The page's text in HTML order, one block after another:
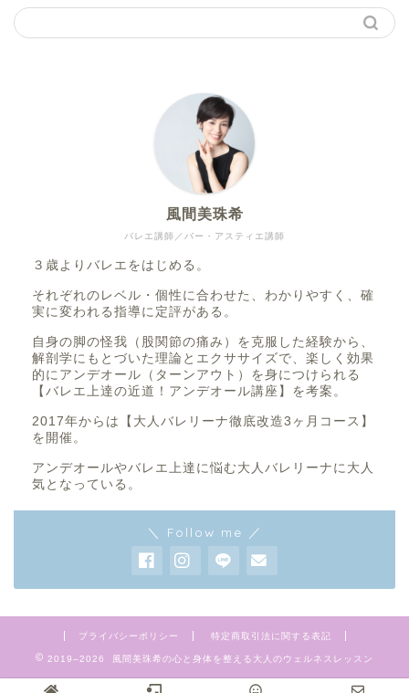
バレエ講師／バー・アスティエ講師
風間美珠希
３歳よりバレエをはじめる。
それぞれのレベル・個性に合わせた、わかりやすく、確
実に変われる指導に定評がある。
自身の脚の怪我（股関節の痛み）を克服した経験から、
解剖学にもとづいた理論とエクササイズで、楽しく効果
的にアンデオール（ターンアウト）を身につけられる
【バレエ上達の近道！アンデオール講座】を考案。
2017年からは【大人バレリーナ徹底改造3ヶ月コース】
を開催。
アンデオールやバレエ上達に悩む大人バレリーナに大人
気となっている。
＼ Follow me ／
プライバシーポリシー 特定商取引法に関する表記
2019–2026 風間美珠希の心と身体を整える大人のウェルネスレッスン